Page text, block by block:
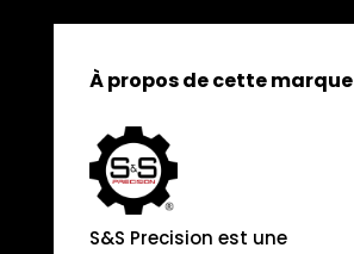
À propos de cette marque
S&S Precision est une